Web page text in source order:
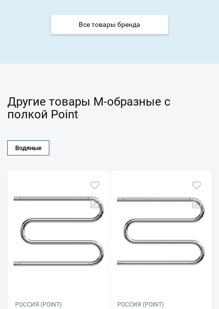
Все товары бренда
Другие товары М-образные с
полкой Point
Водяные
РОССИЯ (POINT) РОССИЯ (POINT)